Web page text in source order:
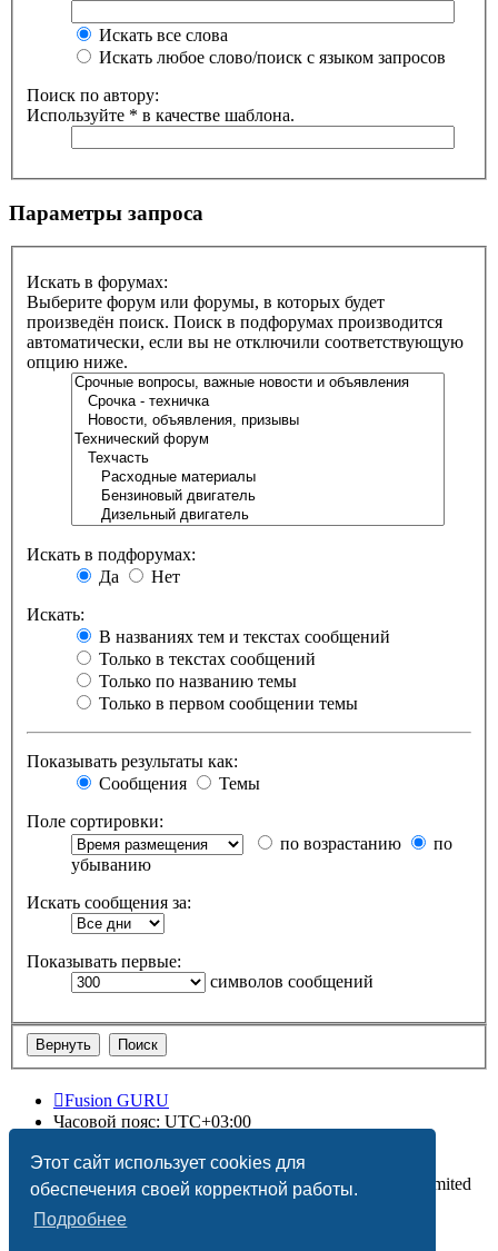
Этот сайт использует cookies для
обеспечения своей корректной работы.
Подробнее
Искать все слова
Искать любое слово/поиск с языком запросов
Поиск по автору:
Используйте * в качестве шаблона.
Параметры запроса
Искать в форумах:
Выберите форум или форумы, в которых будет
произведён поиск. Поиск в подфорумах производится
автоматически, если вы не отключили соответствующую
опцию ниже.
Искать в подфорумах:
Да
Нет
Искать:
В названиях тем и текстах сообщений
Только в текстах сообщений
Только по названию темы
Только в первом сообщении темы
Показывать результаты как:
Сообщения
Темы
Поле сортировки:
по возрастанию
по
убыванию
Искать сообщения за:
Показывать первые:
символов сообщений
Fusion GURU
Часовой пояс: UTC+03:00
Создано на основеphpBB® Forum Software © phpBB Limited